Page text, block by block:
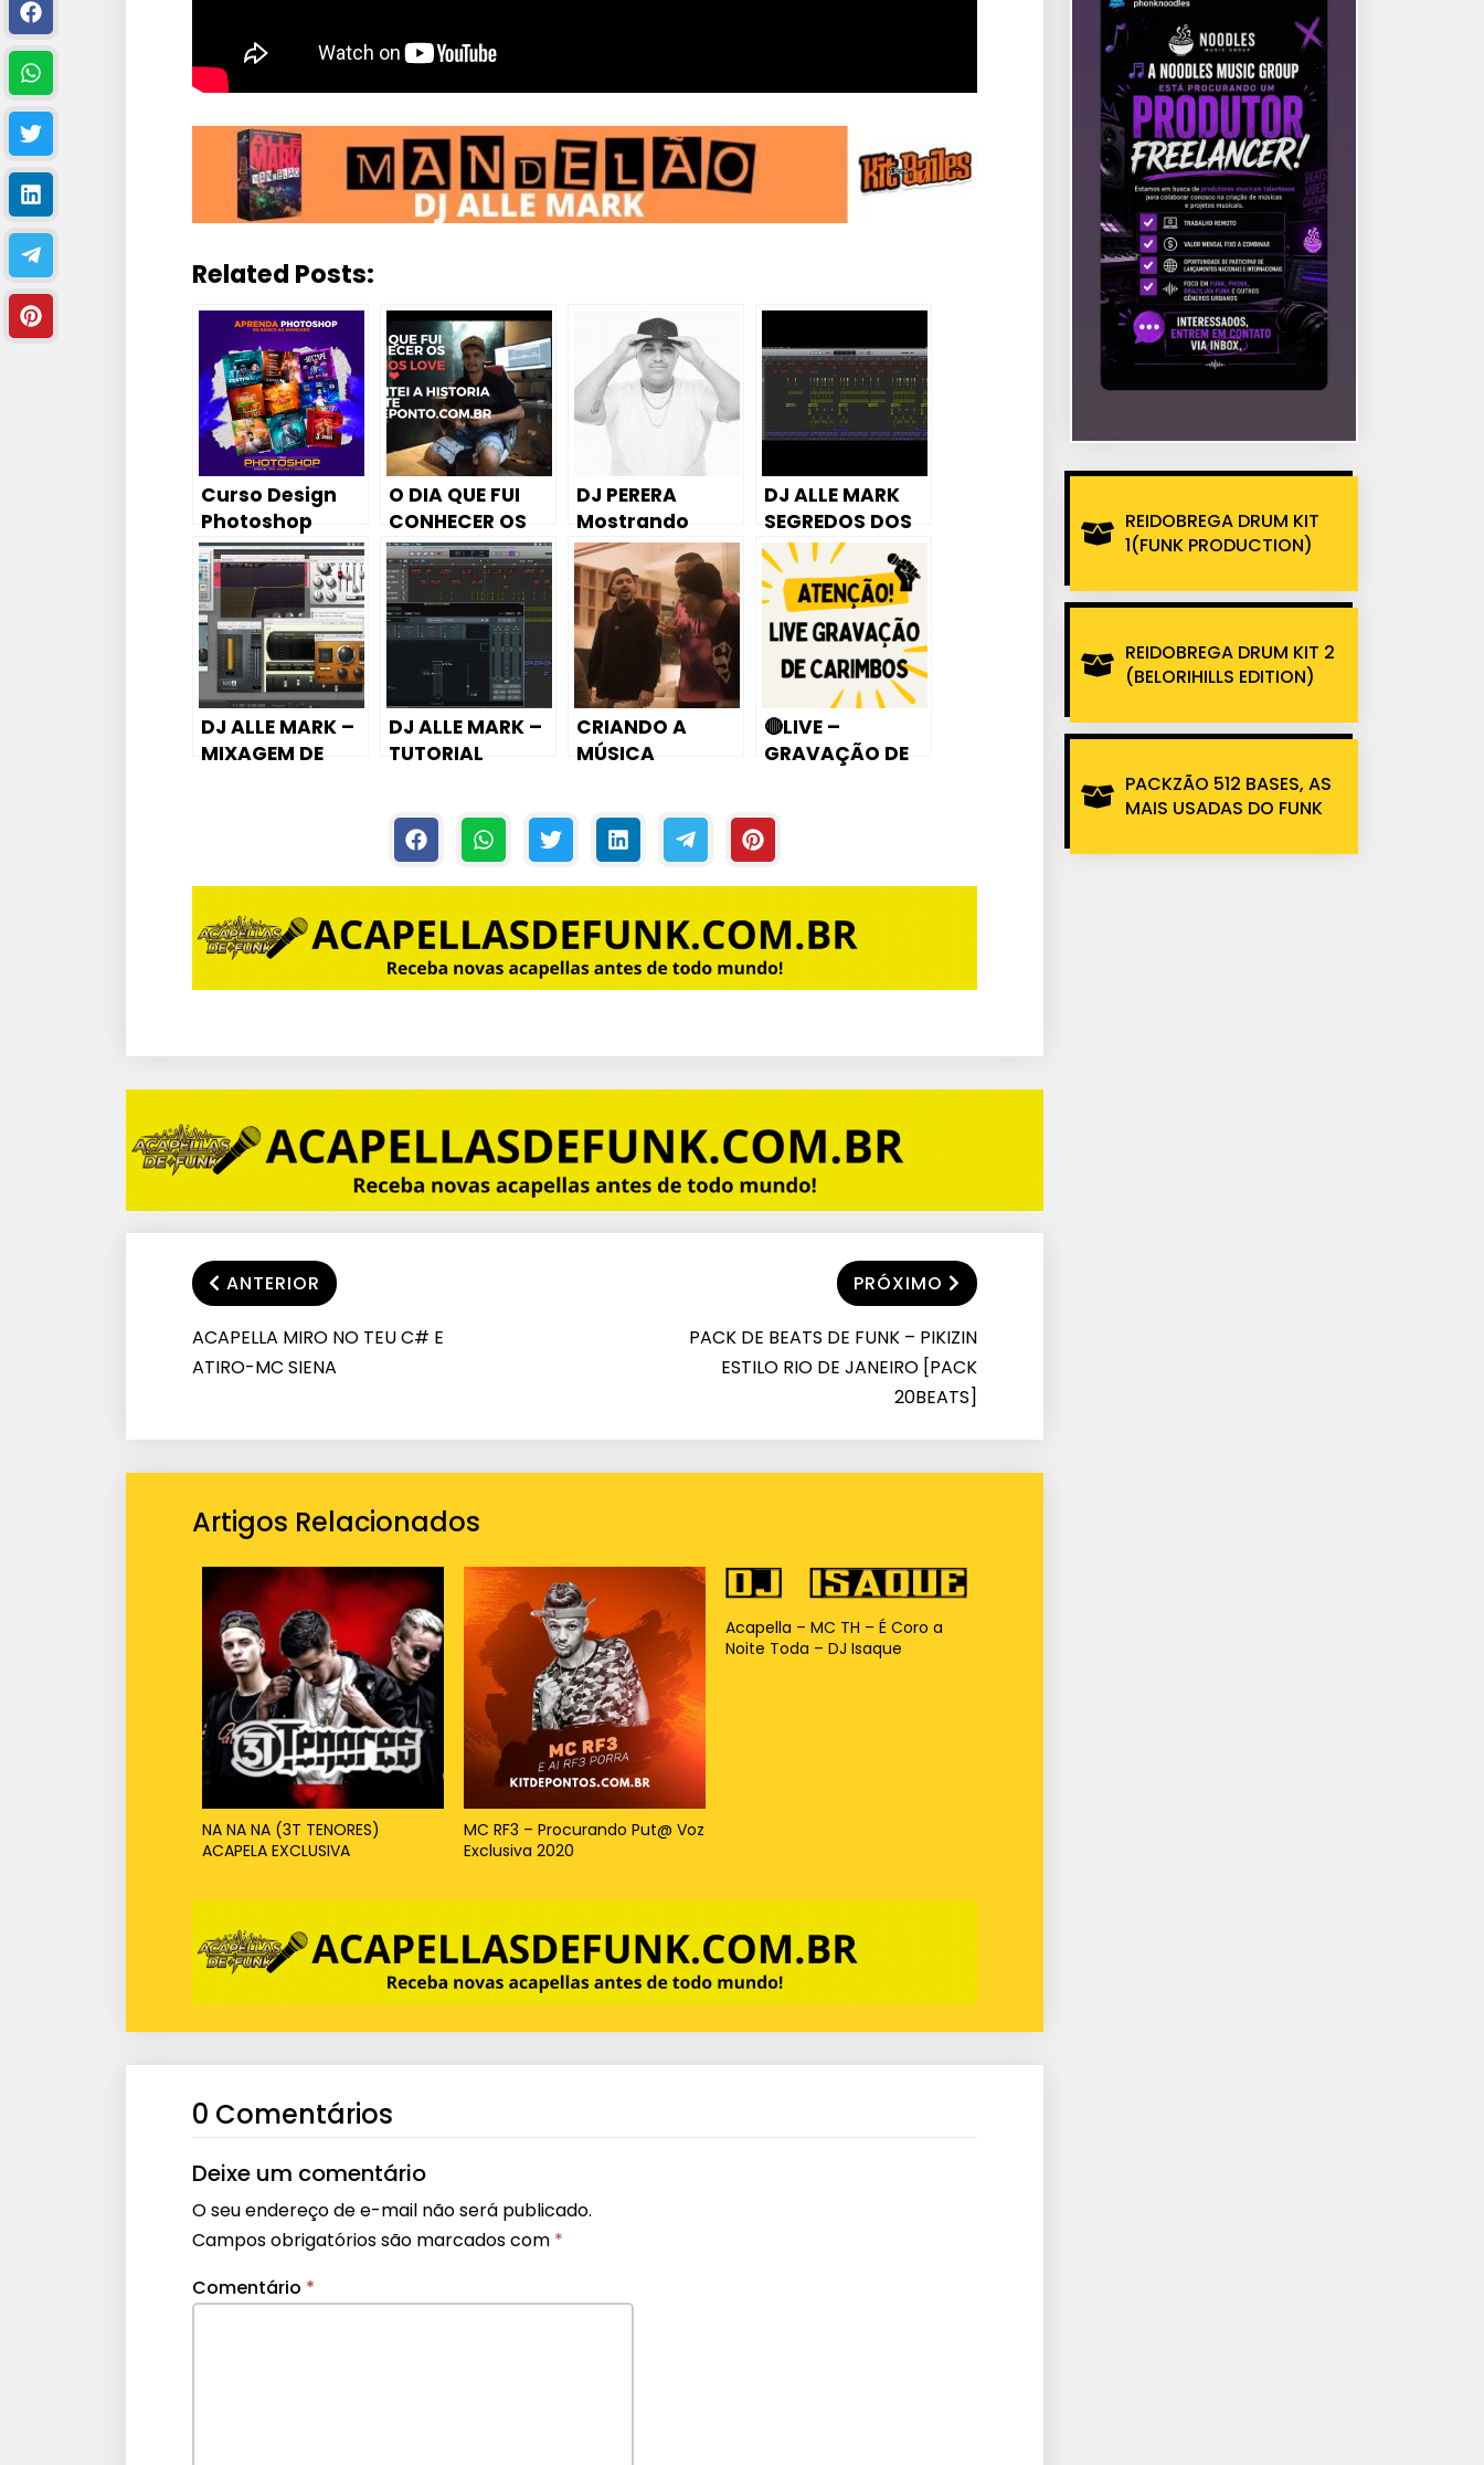
Related Posts:
Curso Design
Photoshop
O DIA QUE FUI
CONHECER OS
STUDIOS LOVE
FUNK ❤️ , E
CONTEI A
HISTORIA DO
KITDEPONTOS.C
OM.BR
DJ PERERA
Mostrando
SEGREDO de
AFINAÇÃO DE
VOZ – Menor da
VG
DJ ALLE MARK
SEGREDOS DOS
MEUS PROJETOS
#2 (RUIVINHA DE
MARTE)
DJ ALLE MARK –
MIXAGEM DE
DJ ALLE MARK –
TUTORIAL
PRÁTICA #2
(RUIVINHA DE
MARTE)￼
CRIANDO A
MÚSICA
NOME DOC (EP 1)
🔴LIVE –
GRAVAÇÃO DE
ANTERIOR
ACAPELLA MIRO NO TEU C# E
ATIRO-MC SIENA
PRÓXIMO
PACK DE BEATS DE FUNK – PIKIZIN
ESTILO RIO DE JANEIRO [PACK
20BEATS]
Artigos Relacionados
NA NA NA (3T TENORES)
ACAPELA EXCLUSIVA
MC RF3 – Procurando Put@ Voz
Exclusiva 2020
Acapella – MC TH – É Coro a
Noite Toda – DJ Isaque
0 Comentários
Deixe um comentário
O seu endereço de e-mail não será publicado.
Campos obrigatórios são marcados com *
Comentário *
REIDOBREGA DRUM KIT
1(FUNK PRODUCTION)
REIDOBREGA DRUM KIT 2
(BELORIHILLS EDITION)
PACKZÃO 512 BASES, AS
MAIS USADAS DO FUNK